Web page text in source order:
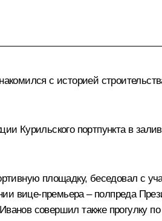
с историей
Курильского портпункта в
площадку, беседовал с
вице-премьера – полпреда
совершил также прогулку по